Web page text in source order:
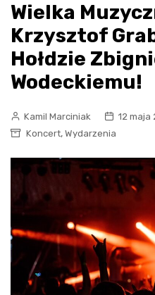
Wielka
Krzysztof
Hołdzie
Wodeckiemu!
Kamil Marciniak
12 maja
Koncert, Wydarzenia